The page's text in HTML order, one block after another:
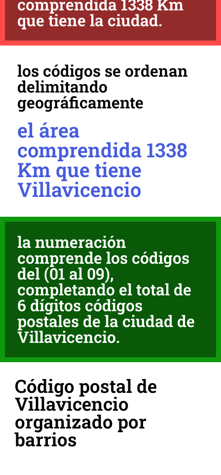
que tiene la ciudad.
los códigos se ordenan
delimitando
geográficamente
el área
comprendida 1338
Km que tiene
Villavicencio
la numeración
comprende los códigos
del (01 al 09),
completando el total de
6 dígitos códigos
postales de la ciudad de
Villavicencio.
Código postal de
Villavicencio
organizado por
barrios